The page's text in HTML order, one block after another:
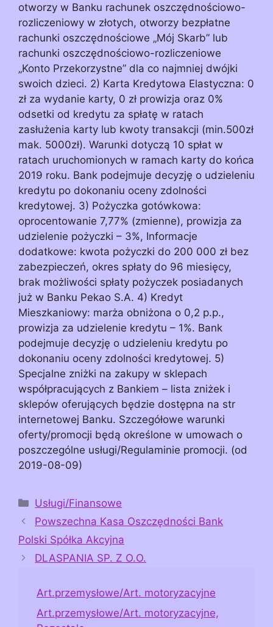
otworzy w Banku rachunek oszczędnościowo-
rozliczeniowy w złotych, otworzy bezpłatne
rachunki oszczędnościowe „Mój Skarb” lub
rachunki oszczędnościowo-rozliczeniowe
„Konto Przekorzystne” dla co najmniej dwójki
swoich dzieci. 2) Karta Kredytowa Elastyczna: 0
zł za wydanie karty, 0 zł prowizja oraz 0%
odsetki od kredytu za spłatę w ratach
zasłużenia karty lub kwoty transakcji (min.500zł
mak. 5000zł). Warunki dotyczą 10 spłat w
ratach uruchomionych w ramach karty do końca
2019 roku. Bank podejmuje decyzję o udzieleniu
kredytu po dokonaniu oceny zdolności
kredytowej. 3) Pożyczka gotówkowa:
oprocentowanie 7,77% (zmienne), prowizja za
udzielenie pożyczki – 3%, Informacje
dodatkowe: kwota pożyczki do 200 000 zł bez
zabezpieczeń, okres spłaty do 96 miesięcy,
brak możliwości spłaty pożyczek posiadanych
już w Banku Pekao S.A. 4) Kredyt
Mieszkaniowy: marża obniżona o 0,2 p.p.,
prowizja za udzielenie kredytu – 1%. Bank
podejmuje decyzję o udzieleniu kredytu po
dokonaniu oceny zdolności kredytowej. 5)
Specjalne zniżki na zakupy w sklepach
współpracujących z Bankiem – lista zniżek i
sklepów oferujących będzie dostępna na str
internetowej Banku. Szczegółowe warunki
oferty/promocji będą określone w umowach o
poszczególne usługi/Regulaminie promocji. (od
2019-08-09)
Kategorie
Usługi/Finansowe
Powszechna Kasa Oszczędności Bank
Polski Spółka Akcyjna
DLASPANIA SP. Z O.O.
Art.przemysłowe/Art. motoryzacyjne
Art.przemysłowe/Art. motoryzacyjne,